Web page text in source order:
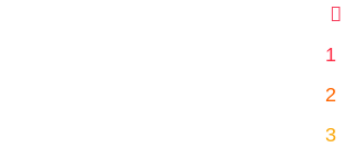

1
2
3